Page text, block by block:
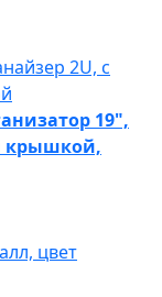
19",
крышкой,